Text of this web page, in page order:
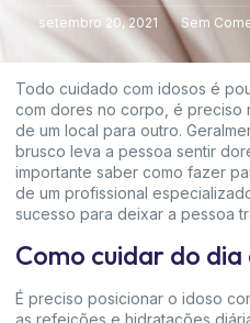
setembro 20, 2021 Sem
Todo cuidado com idosos é
com dores no corpo, é preciso
de um local para outro.
brusco leva a pessoa sentir
importante saber como fazer
de um profissional
sucesso para deixar a pessoa
Como cuidar do dia
É preciso posicionar o idoso